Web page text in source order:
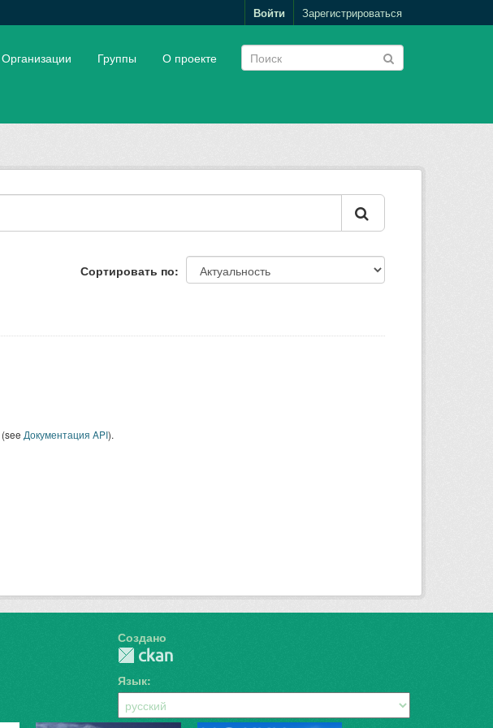
Войти Зарегистрироваться
Организации Группы О проекте
Сортировать по
(see Документация API).
Создано
Язык